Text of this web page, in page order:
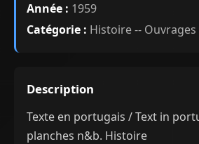
Année : 1959
Catégorie : Histoire --
Description
Texte en portugais / Text in
planches n&b. Histoire